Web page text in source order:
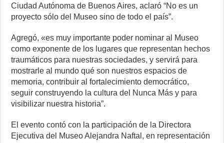
Ciudad Autónoma de Buenos Aires, aclaró “No es un
proyecto sólo del Museo sino de todo el país”.
Agregó, «es muy importante poder nominar al Museo
como exponente de los lugares que representan hechos
traumáticos para nuestras sociedades, y servirá para
mostrarle al mundo qué son nuestros espacios de
memoria, contribuir al fortalecimiento democrático,
seguir construyendo la cultura del Nunca Más y para
visibilizar nuestra historia”.
El evento contó con la participación de la Directora
Ejecutiva del Museo Alejandra Naftal, en representación